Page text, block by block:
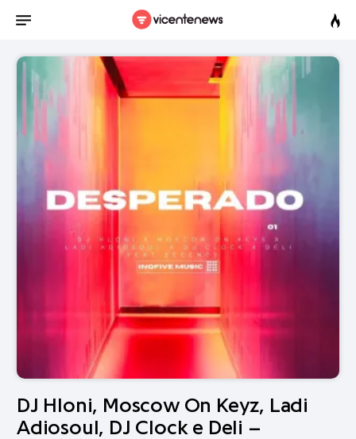
DJ Hloni, Moscow On Keyz, Ladi
Adiosoul, DJ Clock e Deli –